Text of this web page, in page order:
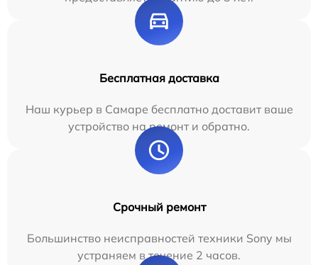
Бесплатная доставка
Наш курьер в Самаре бесплатно доставит ваше
устройство на ремонт и обратно.
Срочный ремонт
Большинство неисправностей техники Sony мы
устраняем в течение 2 часов.